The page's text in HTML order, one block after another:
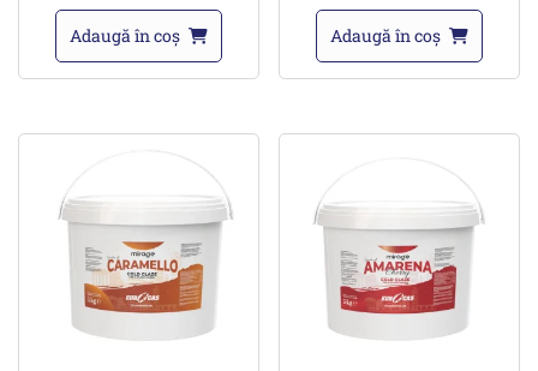
Adaugă în coș Adaugă în coș